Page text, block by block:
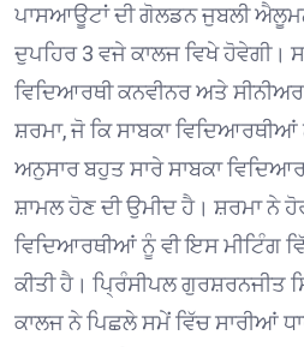
ਪਾਸਆਊਟਾਂ ਦੀ ਗੋਲਡਨ ਜੁਬਲੀ
ਦੁਪਹਿਰ 3 ਵਜੇ ਕਾਲਜ ਵਿਖੇ ਹੋਵੇਗੀ।
ਵਿਦਿਆਰਥੀ ਕਨਵੀਨਰ ਅਤੇ
ਸ਼ਰਮਾ, ਜੋ ਕਿ ਸਾਬਕਾ
ਅਨੁਸਾਰ ਬਹੁਤ ਸਾਰੇ ਸਾਬਕਾ
ਸ਼ਾਮਲ ਹੋਣ ਦੀ ਉਮੀਦ ਹੈ। ਸ਼ਰਮਾ ਨੇ
ਵਿਦਿਆਰਥੀਆਂ ਨੂੰ ਵੀ ਇਸ ਮੀਟਿੰਗ
ਕੀਤੀ ਹੈ। ਪ੍ਰਿੰਸੀਪਲ ਗੁਰਸ਼ਰਨਜੀਤ
ਕਾਲਜ ਨੇ ਪਿਛਲੇ ਸਮੇਂ ਵਿੱਚ ਸਾਰੀਆਂ